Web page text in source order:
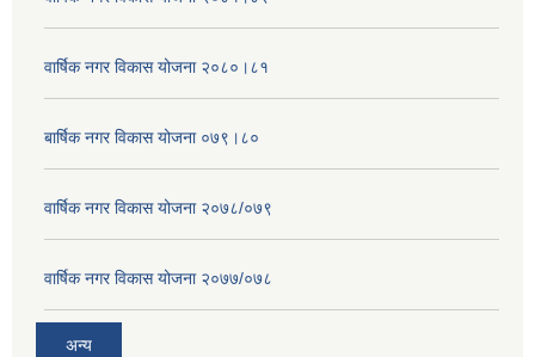
वार्षिक नगर विकास योजना २०८०।८१
बार्षिक नगर विकास योजना ०७९।८०
वार्षिक नगर विकास योजना २०७८/०७९
वार्षिक नगर विकास योजना २०७७/०७८
अन्य